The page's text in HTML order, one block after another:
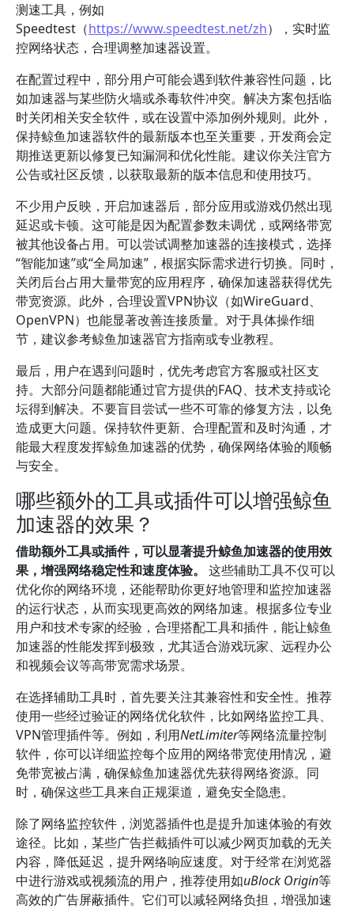
测速工具，例如
Speedtest（https://www.speedtest.net/zh），实时监
控网络状态，合理调整加速器设置。
在配置过程中，部分用户可能会遇到软件兼容性问题，比
如加速器与某些防火墙或杀毒软件冲突。解决方案包括临
时关闭相关安全软件，或在设置中添加例外规则。此外，
保持鲸鱼加速器软件的最新版本也至关重要，开发商会定
期推送更新以修复已知漏洞和优化性能。建议你关注官方
公告或社区反馈，以获取最新的版本信息和使用技巧。
不少用户反映，开启加速器后，部分应用或游戏仍然出现
延迟或卡顿。这可能是因为配置参数未调优，或网络带宽
被其他设备占用。可以尝试调整加速器的连接模式，选择
“智能加速”或“全局加速”，根据实际需求进行切换。同时，
关闭后台占用大量带宽的应用程序，确保加速器获得优先
带宽资源。此外，合理设置VPN协议（如WireGuard、
OpenVPN）也能显著改善连接质量。对于具体操作细
节，建议参考鲸鱼加速器官方指南或专业教程。
最后，用户在遇到问题时，优先考虑官方客服或社区支
持。大部分问题都能通过官方提供的FAQ、技术支持或论
坛得到解决。不要盲目尝试一些不可靠的修复方法，以免
造成更大问题。保持软件更新、合理配置和及时沟通，才
能最大程度发挥鲸鱼加速器的优势，确保网络体验的顺畅
与安全。
哪些额外的工具或插件可以增强鲸鱼
加速器的效果？
借助额外工具或插件，可以显著提升鲸鱼加速器的使用效
果，增强网络稳定性和速度体验。
这些辅助工具不仅可以
优化你的网络环境，还能帮助你更好地管理和监控加速器
的运行状态，从而实现更高效的网络加速。根据多位专业
用户和技术专家的经验，合理搭配工具和插件，能让鲸鱼
加速器的性能发挥到极致，尤其适合游戏玩家、远程办公
和视频会议等高带宽需求场景。
在选择辅助工具时，首先要关注其兼容性和安全性。推荐
使用一些经过验证的网络优化软件，比如网络监控工具、
VPN管理插件等。例如，利用NetLimiter等网络流量控制
软件，你可以详细监控每个应用的网络带宽使用情况，避
免带宽被占满，确保鲸鱼加速器优先获得网络资源。同
时，确保这些工具来自正规渠道，避免安全隐患。
除了网络监控软件，浏览器插件也是提升加速体验的有效
途径。比如，某些广告拦截插件可以减少网页加载的无关
内容，降低延迟，提升网络响应速度。对于经常在浏览器
中进行游戏或视频流的用户，推荐使用如uBlock Origin等
高效的广告屏蔽插件。它们可以减轻网络负担，增强加速